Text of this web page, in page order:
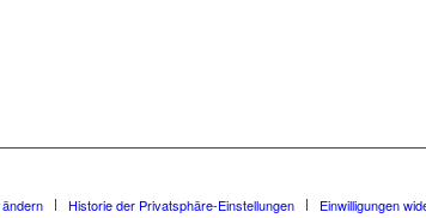
Historie der Privatsphäre-Einstellungen Einwilligungen